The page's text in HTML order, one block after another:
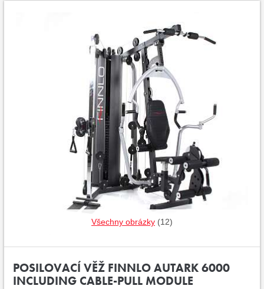
Kontakt
Fitness vybavení
OUTLET OBLEČENÍ Posilovací stroje
Všechny obrázky (12)
POSILOVACÍ VĚŽ FINNLO AUTARK 6000
INCLUDING CABLE-PULL MODULE